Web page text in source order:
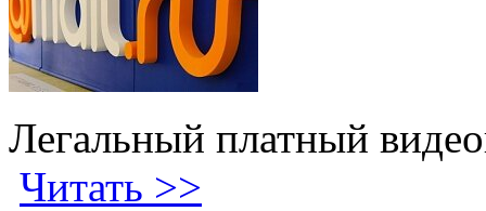
Легальный платный
Читать >>